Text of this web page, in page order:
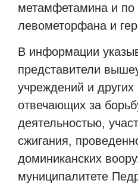
метамфетамина и
левометорфана и
В информации
представители
учреждений и других
отвечающих за
деятельностью,
сжигания,
доминиканских
муниципалитете